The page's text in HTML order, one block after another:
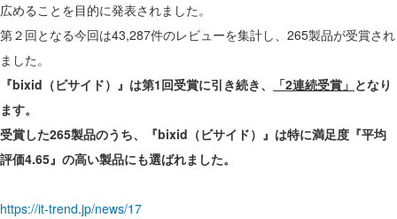
広めることを目的に発表されました。
第２回となる今回は43,287件のレビューを集計し、265製品が受賞され
ました。
『bixid（ビサイド）』は第1回受賞に引き続き、
「2連続受賞」 となり
ます。
受賞した265製品のうち、『bixid（ビサイド）』は特に満足度『平均
評価4.65』の高い製品にも選ばれました。
https://it-trend.jp/news/17